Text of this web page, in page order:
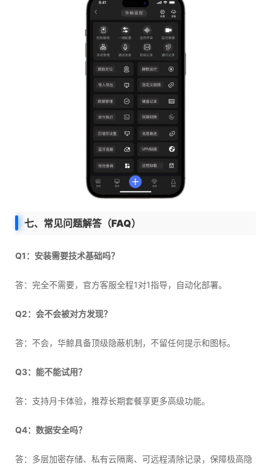
七、常见问题解答（FAQ）
Q1：安装需要技术基础吗？
答：完全不需要，官方客服全程1对1指导，自动化部署。
Q2：会不会被对方发现？
答：不会，华鲸具备顶级隐蔽机制，不留任何提示和图标。
Q3：能不能试用？
答：支持月卡体验，推荐长期套餐享更多高级功能。
Q4：数据安全吗？
答：多层加密存储、私有云隔离、可远程清除记录，保障极高隐